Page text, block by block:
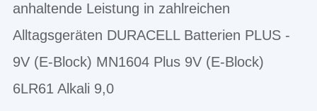
anhaltende Leistung in zahlreichen
Alltagsgeräten DURACELL Batterien PLUS -
9V (E-Block) MN1604 Plus 9V (E-Block)
6LR61 Alkali 9,0